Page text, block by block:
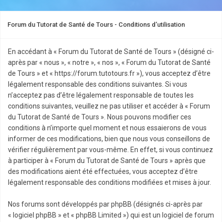
Forum du Tutorat de Santé de Tours - Conditions d’utilisation
En accédant à « Forum du Tutorat de Santé de Tours » (désigné ci-
après par « nous », « notre », « nos », « Forum du Tutorat de Santé
de Tours » et « https://forum.tutotours.fr »), vous acceptez d’être
légalement responsable des conditions suivantes. Si vous
n’acceptez pas d’être légalement responsable de toutes les
conditions suivantes, veuillez ne pas utiliser et accéder à « Forum
du Tutorat de Santé de Tours ». Nous pouvons modifier ces
conditions à n’importe quel moment et nous essaierons de vous
informer de ces modifications, bien que nous vous conseillons de
vérifier régulièrement par vous-même. En effet, si vous continuez
à participer à « Forum du Tutorat de Santé de Tours » après que
des modifications aient été effectuées, vous acceptez d’être
légalement responsable des conditions modifiées et mises à jour.
Nos forums sont développés par phpBB (désignés ci-après par
« logiciel phpBB » et « phpBB Limited ») qui est un logiciel de forum